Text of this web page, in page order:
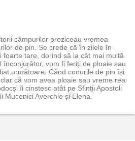
câmpurilor preziceau vremea
de pin. Se crede că în zilele în
foarte tare, dorind să ia cât mai multă
înconjurător, vom fi feriți de ploaie sau
următoare. Când conurile de pin își
că vom avea ploaie sau vreme rea
îi cinstesc atât pe Sfinții Apostoli
Mucenici Averchie și Elena.